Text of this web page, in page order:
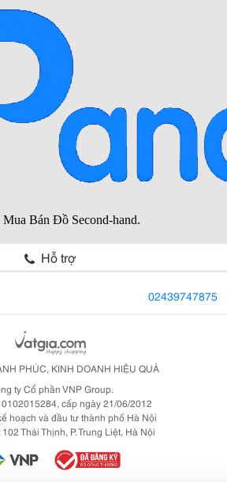
Hỗ trợ
02439747875
PHÚC, KINH DOANH HIỆU QUẢ
ty Cổ phần VNP Group.
0102015284, cấp ngày 21/06/2012
hoạch và đầu tư thành phố Hà Nội
Thái Thịnh, P. Trung Liệt, Hà Nội